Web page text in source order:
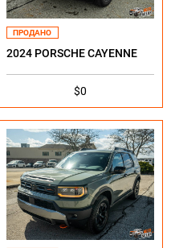
ПРОДАНО
2024 PORSCHE CAYENNE
$0